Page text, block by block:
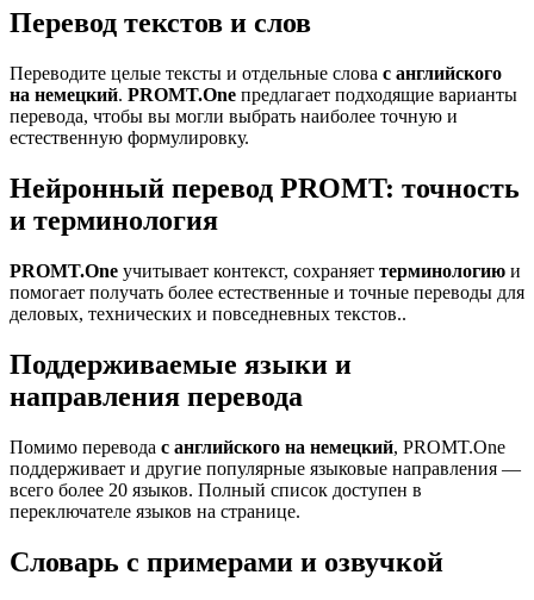
Перевод текстов и слов
Переводите целые тексты и отдельные слова с английского
на немецкий. PROMT.One предлагает подходящие варианты
перевода, чтобы вы могли выбрать наиболее точную и
естественную формулировку.
Нейронный перевод PROMT: точность
и терминология
PROMT.One учитывает контекст, сохраняет терминологию и
помогает получать более естественные и точные переводы для
деловых, технических и повседневных текстов..
Поддерживаемые языки и
направления перевода
Помимо перевода с английского на немецкий, PROMT.One
поддерживает и другие популярные языковые направления —
всего более 20 языков. Полный список доступен в
переключателе языков на странице.
Словарь с примерами и озвучкой